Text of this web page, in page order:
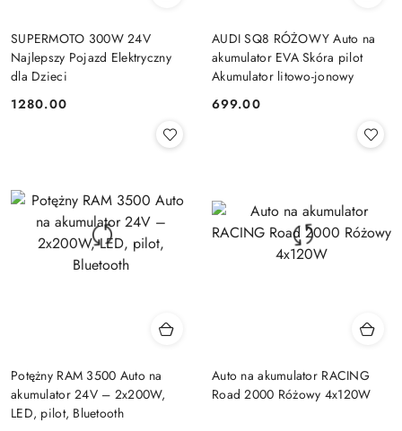
SUPERMOTO 300W 24V
Najlepszy Pojazd Elektryczny
dla Dzieci
Cena:
1280.00
AUDI SQ8 RÓŻOWY Auto na
akumulator EVA Skóra pilot
Akumulator litowo-jonowy
Cena:
699.00
Potężny RAM 3500 Auto na
akumulator 24V – 2x200W,
LED, pilot, Bluetooth
Auto na akumulator RACING
Road 2000 Różowy 4x120W